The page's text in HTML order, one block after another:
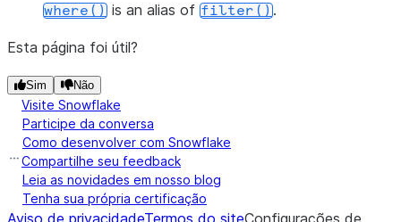
where() is an alias of filter().
Esta página foi útil?
Sim Não
Visite Snowflake
Participe da conversa
Como desenvolver com Snowflake
Compartilhe seu feedback
Leia as novidades em nosso blog
Tenha sua própria certificação
Aviso de privacidadeTermos do siteConfigurações de